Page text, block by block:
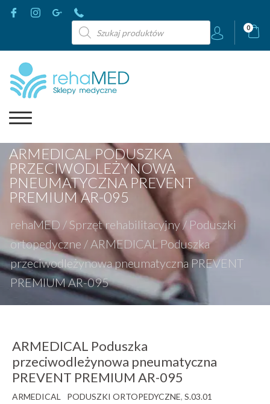
Wyszukiwarka
produktów
0
ARMEDICAL PODUSZKA
PRZECIWODLEŻYNOWA
PNEUMATYCZNA PREVENT
PREMIUM AR-095
rehaMED / Sprzęt rehabilitacyjny/ Poduszki
ortopedyczne / ARMEDICAL Poduszka
przeciwodleżynowa pneumatyczna PREVENT
PREMIUM AR-095
ARMEDICAL Poduszka
przeciwodleżynowa pneumatyczna
PREVENT PREMIUM AR-095
ARMEDICAL PODUSZKI ORTOPEDYCZNE, S.03.01